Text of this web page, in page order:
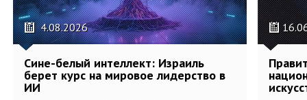
4.08.2026
Сине-белый интеллект: Израиль
берет курс на мировое лидерство в
ИИ